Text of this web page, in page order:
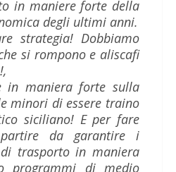
in maniere forte della
degli ultimi anni.
strategia! Dobbiamo
si rompono e aliscafi
in maniera forte sulla
minori di essere traino
siciliano! E per fare
partire da garantire i
trasporto in maniera
programmi di medio